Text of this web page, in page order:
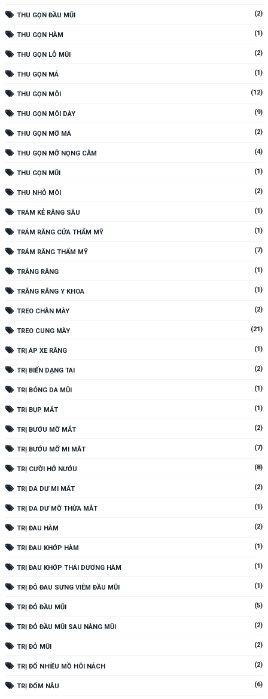
THU GỌN ĐẦU MŨI (2)
THU GỌN HÀM (1)
THU GỌN LỖ MŨI (2)
THU GỌN MÁ (1)
THU GỌN MÔI (12)
THU GỌN MÔI DÀY (9)
THU GỌN MỠ MÁ (2)
THU GỌN MỠ NỌNG CẰM (4)
THU GỌN MŨI (1)
THU NHỎ MÔI (2)
TRÁM KẺ RĂNG SÂU (1)
TRÁM RĂNG CỬA THẨM MỸ (1)
TRÁM RĂNG THẨM MỸ (7)
TRẮNG RĂNG (1)
TRẮNG RĂNG Y KHOA (1)
TREO CHÂN MÀY (2)
TREO CUNG MÀY (21)
TRỊ ÁP XE RĂNG (1)
TRỊ BIẾN DẠNG TAI (2)
TRỊ BÓNG DA MŨI (1)
TRỊ BỤP MẮT (1)
TRỊ BƯỚU MỠ MẮT (2)
TRỊ BƯỚU MỠ MI MẮT (7)
TRỊ CƯỜI HỞ NƯỚU (8)
TRỊ DA DƯ MI MẮT (2)
TRỊ DA DƯ MỠ THỪA MẮT (1)
TRỊ ĐAU HÀM (2)
TRỊ ĐAU KHỚP HÀM (1)
TRỊ ĐAU KHỚP THÁI DƯƠNG HÀM (1)
TRỊ ĐỎ ĐAU SƯNG VIÊM ĐẦU MŨI (1)
TRỊ ĐỎ ĐẦU MŨI (5)
TRỊ ĐỎ ĐẦU MŨI SAU NÂNG MŨI (2)
TRỊ ĐỎ MŨI (2)
TRỊ ĐỔ NHIỀU MỒ HÔI NÁCH (2)
TRỊ ĐỐM NÂU (6)